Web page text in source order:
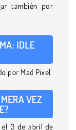
también por
IDLE
por Mad Pixel.
VEZ
el 3 de abril de